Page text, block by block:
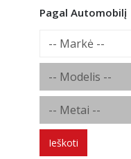
Pagal Automobilį
Ieškoti